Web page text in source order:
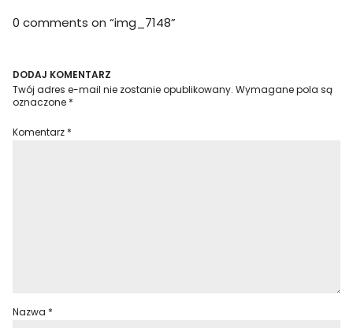
0 comments on “img_7148”
DODAJ KOMENTARZ
Twój adres e-mail nie zostanie opublikowany. Wymagane pola są
oznaczone *
Komentarz *
Nazwa *